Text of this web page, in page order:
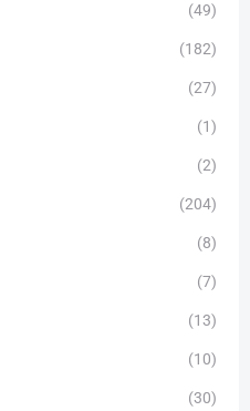
(49)
(182)
(27)
(1)
(2)
(204)
(8)
(7)
(13)
(10)
(30)